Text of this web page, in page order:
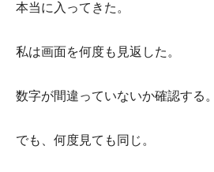
本当に入ってきた。
私は画面を何度も見返した。
数字が間違っていないか確認する。
でも、何度見ても同じ。